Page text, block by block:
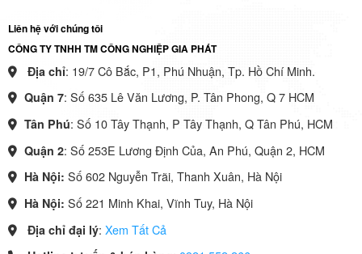
Liên hệ với chúng tôi
CÔNG TY TNHH TM CÔNG NGHIỆP GIA PHÁT
Địa chỉ: 19/7 Cô Bắc, P1, Phú Nhuận, Tp. Hồ Chí Minh.
Quận 7: Số 635 Lê Văn Lương, P. Tân Phong, Q 7 HCM
Tân Phú: Số 10 Tây Thạnh, P Tây Thạnh, Q Tân Phú, HCM
Quận 2: Số 253E Lương Định Của, An Phú, Quận 2, HCM
Hà Nội: Số 602 Nguyễn Trãi, Thanh Xuân, Hà Nội
Hà Nội: Số 221 Minh Khai, Vĩnh Tuy, Hà Nội
Địa chỉ đại lý: Xem Tất Cả